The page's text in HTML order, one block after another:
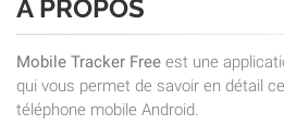
À PROPOS
Mobile Tracker Free est une
qui vous permet de savoir en détail
téléphone mobile Android.